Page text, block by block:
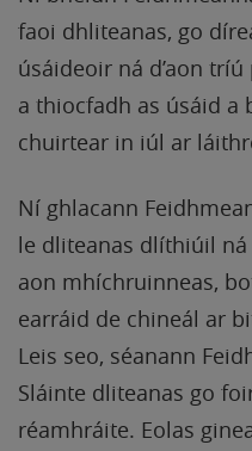
faoi dhliteanas, go
úsáideoir ná d’aon
a thiocfadh as úsáid a
chuirtear in iúl ar
Ní ghlacann
le dliteanas dlíthiúil
aon mhíchruinneas,
earráid de chineál ar
Leis seo, séanann
Sláinte dliteanas go
réamhráite. Eolas